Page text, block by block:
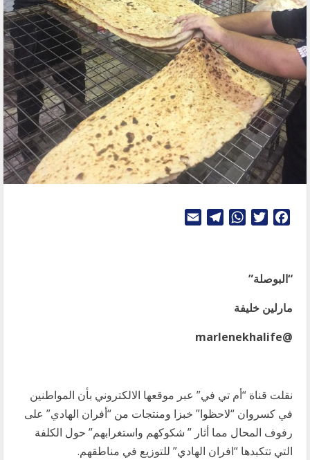
Facebook
Twitter
WhatsApp
Telegram
Email
“البوصلة”
مارلين خليفة
@marlenekhalife
نقلت قناة “أم تي في” عبر موقعها الالكتروني بأن المواطنين
في كسروان “لاحظوا” خبزا ومنتجات من “أفران الهادي” على
رفوف المحال مما أثار ” شكوكهم واستغرابهم” حول الكلفة
التي تتكبدها “افران الهادي” للتوزيع في مناطقهم.